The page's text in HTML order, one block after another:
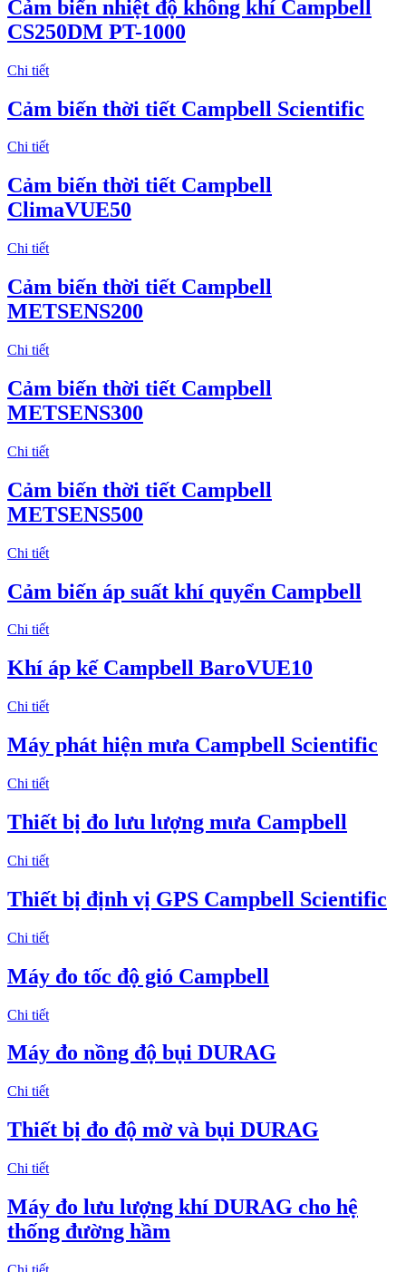
Cảm biến nhiệt độ không khí Campbell
CS250DM PT-1000
Chi tiết
Cảm biến thời tiết Campbell Scientific
Chi tiết
Cảm biến thời tiết Campbell
ClimaVUE50
Chi tiết
Cảm biến thời tiết Campbell
METSENS200
Chi tiết
Cảm biến thời tiết Campbell
METSENS300
Chi tiết
Cảm biến thời tiết Campbell
METSENS500
Chi tiết
Cảm biến áp suất khí quyển Campbell
Chi tiết
Khí áp kế Campbell BaroVUE10
Chi tiết
Máy phát hiện mưa Campbell Scientific
Chi tiết
Thiết bị đo lưu lượng mưa Campbell
Chi tiết
Thiết bị định vị GPS Campbell Scientific
Chi tiết
Máy đo tốc độ gió Campbell
Chi tiết
Máy đo nồng độ bụi DURAG
Chi tiết
Thiết bị đo độ mờ và bụi DURAG
Chi tiết
Máy đo lưu lượng khí DURAG cho hệ
thống đường hầm